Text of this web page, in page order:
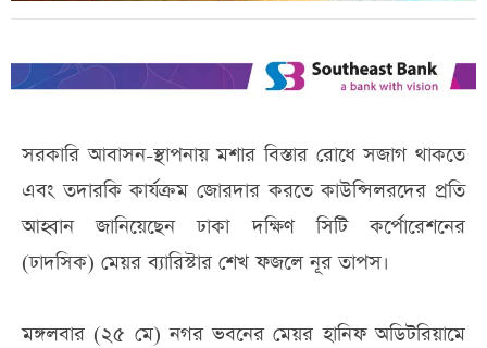
সরকারি আবাসন-স্থাপনায় মশার বিস্তার রোধে সজাগ থাকতে
এবং তদারকি কার্যক্রম জোরদার করতে কাউন্সিলরদের প্রতি
আহ্বান জানিয়েছেন ঢাকা দক্ষিণ সিটি কর্পোরেশনের
(ঢাদসিক) মেয়র ব্যারিস্টার শেখ ফজলে নূর তাপস।
মঙ্গলবার (২৫ মে) নগর ভবনের মেয়র হানিফ অডিটরিয়ামে